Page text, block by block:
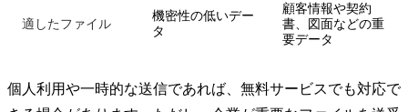
適したファイル
機密性の低いデー
タ
顧客情報や契約
書、図面などの重
要データ
個人利用や一時的な送信であれば、無料サービスでも対応で